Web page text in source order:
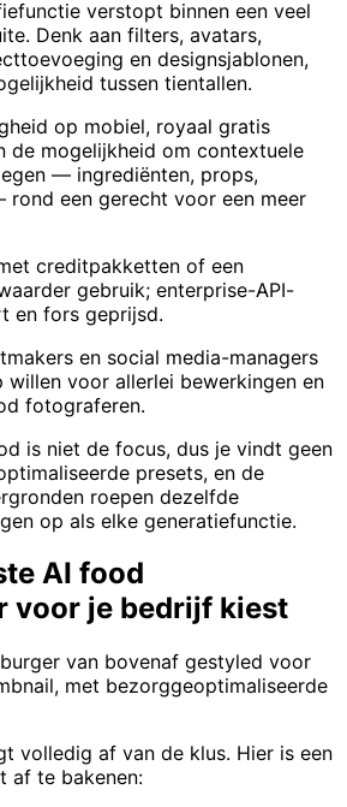
verstopt binnen een veel
Denk aan filters, avatars,
en designsjablonen,
tussen tientallen.
op mobiel, royaal gratis
de mogelijkheid om contextuele
— ingrediënten, props,
rond een gerecht voor een meer
creditpakketten of een
gebruik; enterprise-API-
en fors geprijsd.
en social media-managers
willen voor allerlei bewerkingen en
fotograferen.
is niet de focus, dus je vindt geen
presets, en de
roepen dezelfde
op als elke generatiefunctie.
AI food
voor je bedrijf kiest
van bovenaf gestyled voor
met bezorggeoptimaliseerde
volledig af van de klus. Hier is een
af te bakenen: